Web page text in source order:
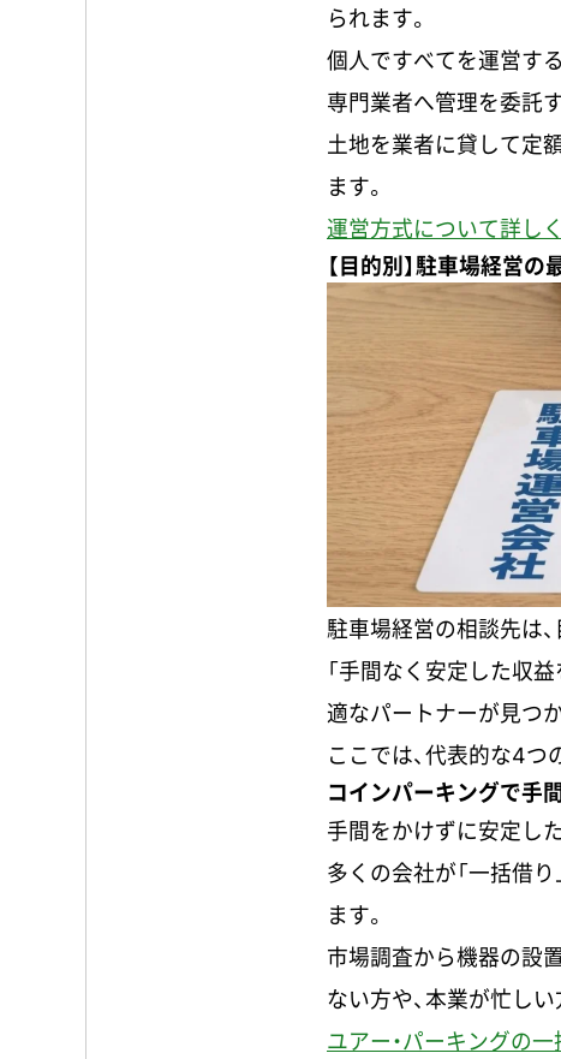
られます。
個人ですべてを運営す
専門業者へ管理を委託
土地を業者に貸して定
ます。
運営方式について詳し
【目的別】駐車場経営
駐車場経営の相談先は
「手間なく安定した収
適なパートナーが見つ
ここでは、代表的な4つ
コインパーキングで手
手間をかけずに安定し
多くの会社が「一括借
ます。
市場調査から機器の設
ない方や、本業が忙し
ユアー・パーキングの